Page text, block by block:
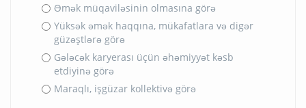
Əmək müqaviləsinin olmasına görə
Yüksək əmək haqqına, mükafatlara və digər
güzəştlərə görə
Gələcək karyerası üçün əhəmiyyət kəsb
etdiyinə görə
Maraqlı, işgüzar kollektivə görə